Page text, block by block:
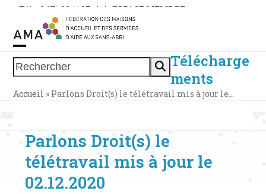
Skip
content
Tél. : 0471 38 11 37 | | ESPACE MEMBRE
Rechercher
Open
mobile
menu
Close
mobile
menu
Télécharge
ments
Accueil » Parlons Droit(s) le télétravail mis à jour le…
Parlons Droit(s) le
télétravail mis à jour le
02.12.2020